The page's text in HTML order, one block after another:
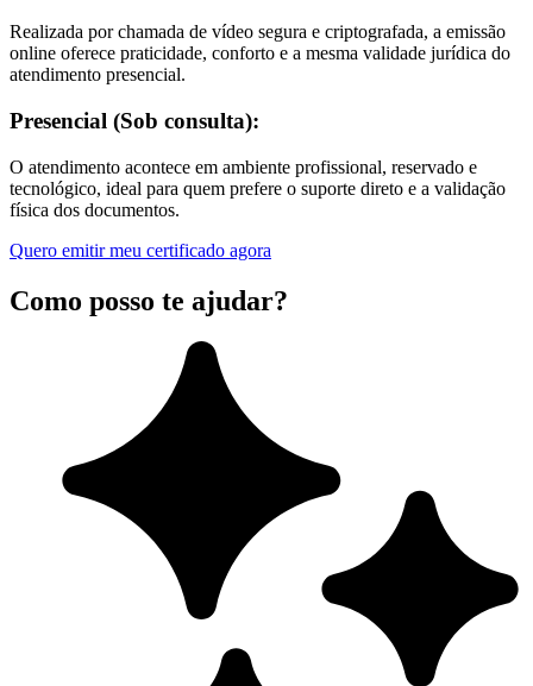
Realizada por chamada de vídeo segura e criptografada, a emissão
online oferece praticidade, conforto e a mesma validade jurídica do
atendimento presencial.
Presencial (Sob consulta):
O atendimento acontece em ambiente profissional, reservado e
tecnológico, ideal para quem prefere o suporte direto e a validação
física dos documentos.
Quero emitir meu certificado agora
Como posso te ajudar?